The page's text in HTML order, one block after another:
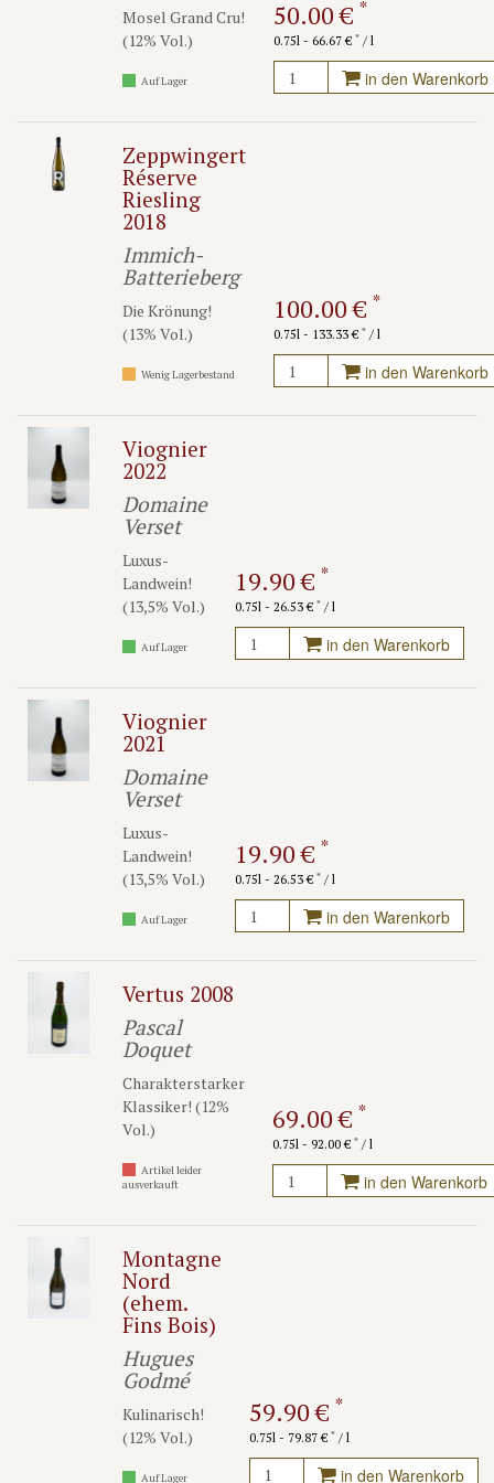
Mosel Grand Cru!
(12% Vol.)
Auf Lager
50.00 € *
0.75l - 66.67 € */ l
in den Warenkorb
Zeppwingert
Réserve
Riesling
2018
Immich-
Batterieberg
Die Krönung!
(13% Vol.)
Wenig Lagerbestand
100.00 € *
0.75l - 133.33 € */ l
in den Warenkorb
Viognier
2022
Domaine
Verset
Luxus-
Landwein!
(13,5% Vol.)
Auf Lager
19.90 € *
0.75l - 26.53 € */ l
in den Warenkorb
Viognier
2021
Domaine
Verset
Luxus-
Landwein!
(13,5% Vol.)
Auf Lager
19.90 € *
0.75l - 26.53 € */ l
in den Warenkorb
Vertus 2008
Pascal
Doquet
Charakterstarker
Klassiker! (12%
Vol.)
Artikel leider
ausverkauft
69.00 € *
0.75l - 92.00 € */ l
in den Warenkorb
Montagne
Nord
(ehem.
Fins Bois)
Hugues
Godmé
Kulinarisch!
(12% Vol.)
Auf Lager
59.90 € *
0.75l - 79.87 € */ l
in den Warenkorb